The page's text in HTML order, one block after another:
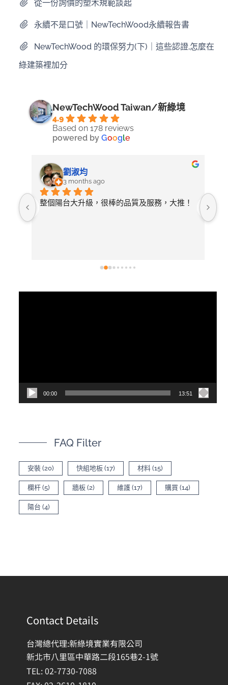
從一份詢價的塑木規範談起
永續不是口號｜NewTechWood永續報告書
NewTechWood 的環保努力(下)｜這些認證,怎麼在
綠建築裡加分
NewTechWood Taiwan/新綠境
4.9
Based on 178 reviews
powered byGoogle
劉淑均
3 months ago
整個陽台大升級，很棒的品質及服務，大推！
00:00 13:51
FAQ Filter
安裝 (20) 快組地板 (17) 材料 (15)
欄杆 (5) 牆板 (2) 維護 (17) 購買 (14)
陽台 (4)
Contact Details
台灣總代理:新綠境實業有限公司
新北市八里區中華路二段165巷2-1號
TEL: 02-7730-7088